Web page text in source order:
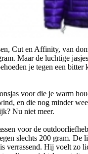
Cut en Affinity, van
Maar de luchtige
je tegen een bitter
voor die je warm
en die nog minder
Nu niet meer.
voor de
slechts 200 gram. De
verrassend. Hij voelt zo